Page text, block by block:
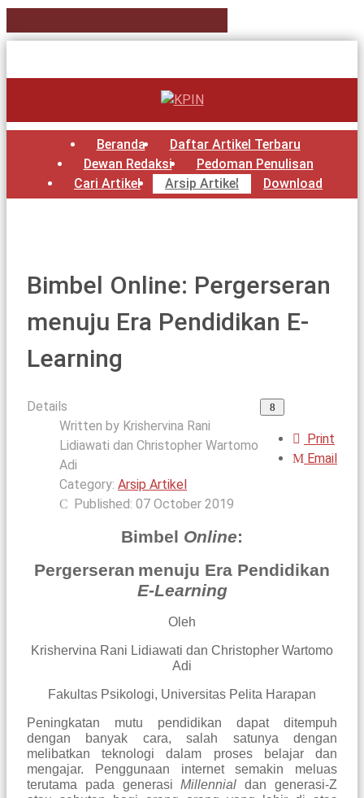
Beranda
Daftar Artikel Terbaru
Dewan Redaksi
Pedoman Penulisan
Cari Artikel
Arsip Artikel Download
Bimbel Online: Pergerseran
menuju Era Pendidikan E-
Learning
Print
Email
Details
Written by Krishervina Rani
Lidiawati dan Christopher Wartomo
Adi
Category: Arsip Artikel
Published: 07 October 2019
Bimbel Online:
Pergerseran menuju Era Pendidikan
E-Learning
Oleh
Krishervina Rani Lidiawati dan Christopher Wartomo
Adi
Fakultas Psikologi, Universitas Pelita Harapan
Peningkatan mutu pendidikan dapat ditempuh
dengan banyak cara, salah satunya dengan
melibatkan teknologi dalam proses belajar dan
mengajar.
Penggunaan internet semakin meluas
terutama pada generasiMillennialdangenerasi-Z